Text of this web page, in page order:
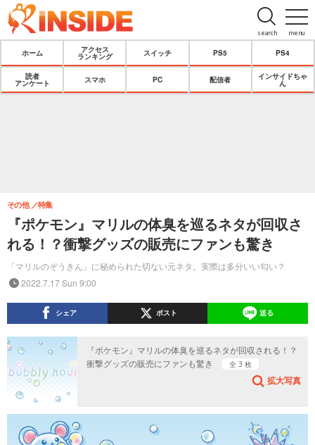
menu
search
ホーム
アクセス
ランキング
スイッチ PS5 PS4
読者
アンケート
スマホ PC 配信者
インサイドちゃ
ん
『ポケモン』マリルの体臭を巡るネタが回収さ
れる！？衝撃グッズの販売にファンも驚き
「マリルのぞうきん」に秘められた切ない元ネタ。実際は多分いい匂い？
その他 特集
2022.7.17 Sun 9:00
シェア ポスト 送る
『ポケモン』マリルの体臭を巡るネタが回収される！？
衝撃グッズの販売にファンも驚き
全 3 枚
拡大写真